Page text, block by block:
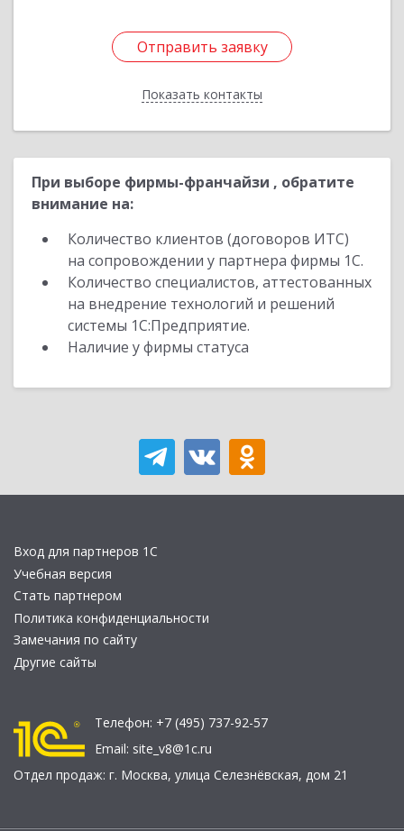
Отправить заявку
Показать контакты
Отправить заявку
Назад
При выборе фирмы-франчайзи , обратите
внимание на:
Количество клиентов (договоров ИТС)
на сопровождении у партнера фирмы 1С.
Количество специалистов, аттестованных
на внедрение технологий и решений
системы 1С:Предприятие.
Наличие у фирмы статуса
Вход для партнеров 1С
Учебная версия
Стать партнером
Политика конфиденциальности
Замечания по сайту
Другие сайты
Телефон: +7 (495) 737-92-57
Email: site_v8@1c.ru
Отдел продаж: г. Москва, улица Селезнёвская, дом 21